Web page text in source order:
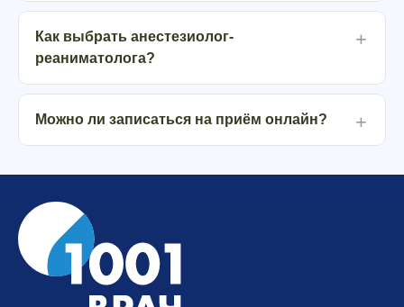
Как выбрать анестезиолог-
реаниматолога?
Можно ли записаться на приём онлайн?